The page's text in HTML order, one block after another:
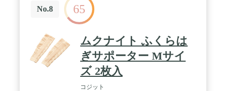
No.8 65
ムクナイト ふくらは
ぎサポーター Mサイ
ズ 2枚入
コジット